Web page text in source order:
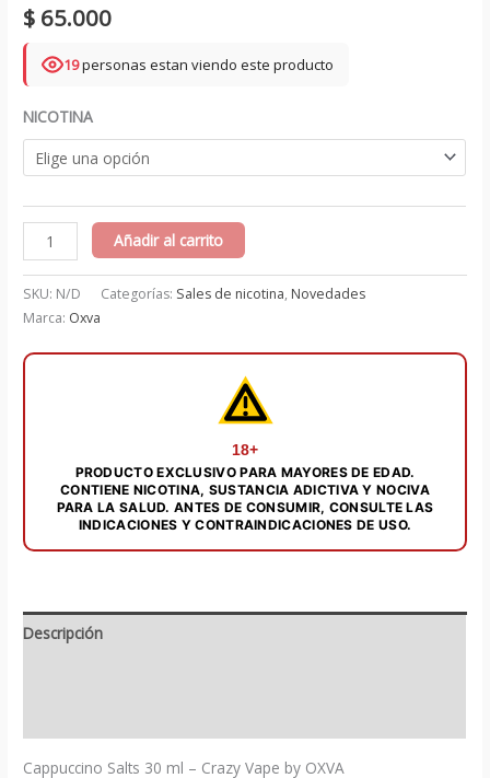
$ 65.000
19personas estan viendo este producto
NICOTINA
Cappuccino
Salts
30
ml
cantidad
Añadir al carrito
SKU: N/D Categorías: Sales de nicotina, Novedades
Marca: Oxva
18+
PRODUCTO EXCLUSIVO PARA MAYORES DE EDAD.
CONTIENE NICOTINA, SUSTANCIA ADICTIVA Y NOCIVA
PARA LA SALUD. ANTES DE CONSUMIR, CONSULTE LAS
INDICACIONES Y CONTRAINDICACIONES DE USO.
Descripción
Cappuccino Salts 30 ml – Crazy Vape by OXVA